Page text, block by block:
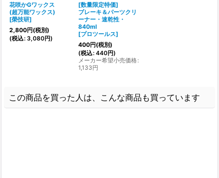
花咲かGワックス
(超万能ワックス)
[榮技研]
2,800円(税別)
(税込: 3,080円)
[数量限定特価]
ブレーキ＆パーツクリ
ーナー・速乾性・
840ml
[プロツールス]
400円(税別)
(税込: 440円)
メーカー希望小売価格:
1,133円
この商品を買った人は、こんな商品も買っています